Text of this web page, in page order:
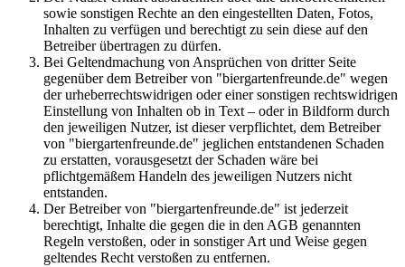
sowie sonstigen Rechte an den eingestellten Daten, Fotos,
Inhalten zu verfügen und berechtigt zu sein diese auf den
Betreiber übertragen zu dürfen.
Bei Geltendmachung von Ansprüchen von dritter Seite
gegenüber dem Betreiber von "biergartenfreunde.de" wegen
der urheberrechtswidrigen oder einer sonstigen rechtswidrigen
Einstellung von Inhalten ob in Text – oder in Bildform durch
den jeweiligen Nutzer, ist dieser verpflichtet, dem Betreiber
von "biergartenfreunde.de" jeglichen entstandenen Schaden
zu erstatten, vorausgesetzt der Schaden wäre bei
pflichtgemäßem Handeln des jeweiligen Nutzers nicht
entstanden.
Der Betreiber von "biergartenfreunde.de" ist jederzeit
berechtigt, Inhalte die gegen die in den AGB genannten
Regeln verstoßen, oder in sonstiger Art und Weise gegen
geltendes Recht verstoßen zu entfernen.